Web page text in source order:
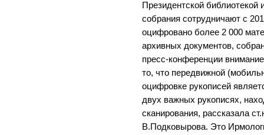
Президентской
собрания сотрудничают с
оцифровано более 2 000
архивных документов,
пресс-конференции
то, что передвижной
оцифровке рукописей
двух важных рукописях,
сканирования, рассказала
В.Подковырова. Это